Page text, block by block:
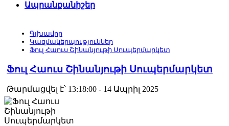
Ապրանքանիշեր
Գլխավոր
Կազմակերպություններ
Ֆուլ Հաուս Շինանյութի Սուպերմարկետ
Ֆուլ Հաուս Շինանյութի Սուպերմարկետ
Թարմացվել է՝ 13:18:00 - 14 Ապրիլ 2025